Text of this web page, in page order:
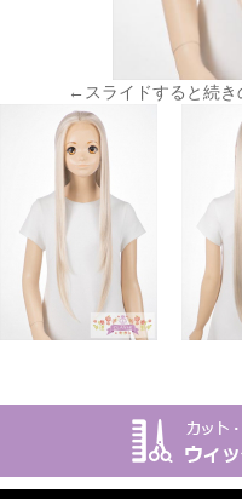
←スライドすると続